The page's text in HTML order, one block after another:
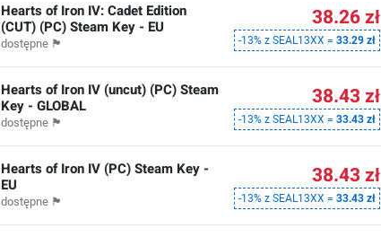
Hearts of Iron IV: Cadet Edition
(CUT) (PC) Steam Key - EU
dostępne 🏴
38.26 zł
-13% z SEAL13XX =33.29 zł
Hearts of Iron IV (uncut) (PC) Steam
Key - GLOBAL
dostępne 🏴
38.43 zł
-13% z SEAL13XX =33.43 zł
Hearts of Iron IV (PC) Steam Key -
EU
dostępne 🏴
38.43 zł
-13% z SEAL13XX =33.43 zł